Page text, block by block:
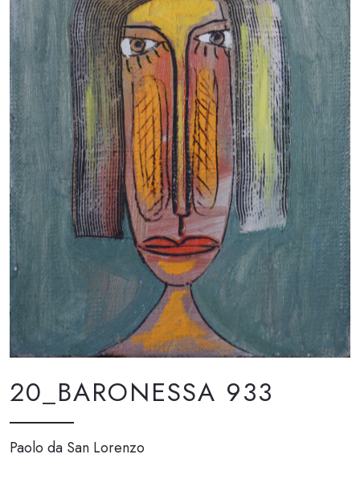
20_BARONESSA 933
Paolo da San Lorenzo